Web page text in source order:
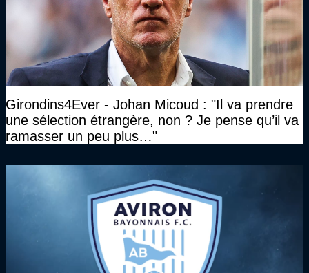
Girondins4Ever - Johan Micoud : "Il va prendre
une sélection étrangère, non ? Je pense qu’il va
ramasser un peu plus…"